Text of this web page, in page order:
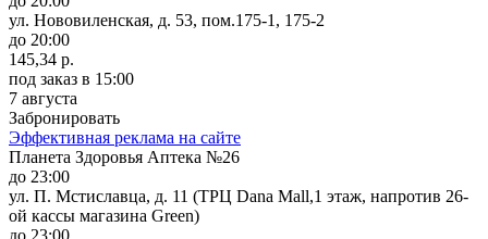
ул. Нововиленская, д. 53, пом.175-1, 175-2
до 20:00
145,34 р.
под заказ в 15:00
7 августа
Забронировать
Эффективная реклама на сайте
Планета Здоровья Аптека №26
до 23:00
ул. П. Мстиславца, д. 11 (ТРЦ Dana Mall,1 этаж, напротив 26-
ой кассы магазина Green)
до 23:00